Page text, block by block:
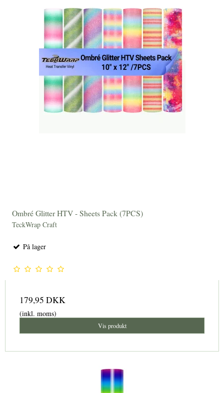
Ombré Glitter HTV - Sheets Pack (7PCS)
TeckWrap Craft
På lager
179,95 DKK
(inkl. moms)
Vis produkt